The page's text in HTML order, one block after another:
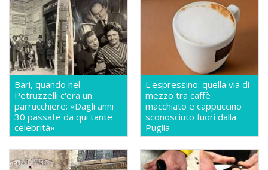
Bari, quando nel
Petruzzelli c'era un
parrucchiere: «Dagli anni
30 passate da qui tante
celebrità»
L'espressino: quella via di
mezzo tra caffè
macchiato e cappuccino
sconosciuto fuori dalla
Puglia